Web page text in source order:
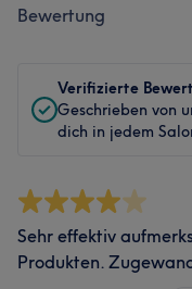
Bewertung
Verifizierte
Geschrieben von
dich in jedem
Sehr effektiv
Produkten.